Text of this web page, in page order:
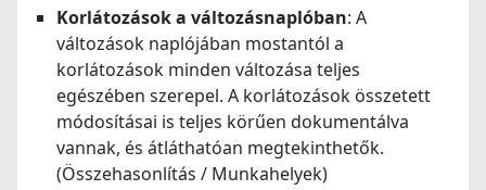
Korlátozások a változásnaplóban: A
változások naplójában mostantól a
korlátozások minden változása teljes
egészében szerepel. A korlátozások összetett
módosításai is teljes körűen dokumentálva
vannak, és átláthatóan megtekinthetők.
(Összehasonlítás / Munkahelyek)